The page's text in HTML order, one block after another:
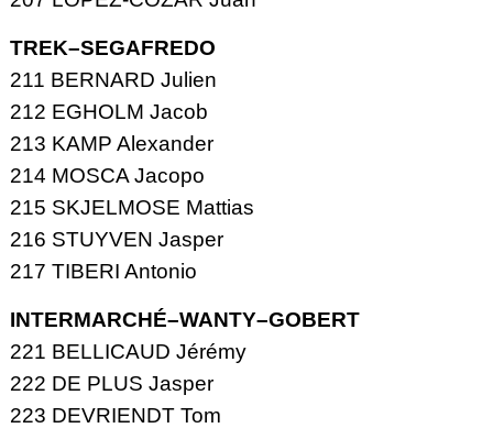
TREK–SEGAFREDO
211 BERNARD Julien
212 EGHOLM Jacob
213 KAMP Alexander
214 MOSCA Jacopo
215 SKJELMOSE Mattias
216 STUYVEN Jasper
217 TIBERI Antonio
INTERMARCHÉ–WANTY–GOBERT
221 BELLICAUD Jérémy
222 DE PLUS Jasper
223 DEVRIENDT Tom